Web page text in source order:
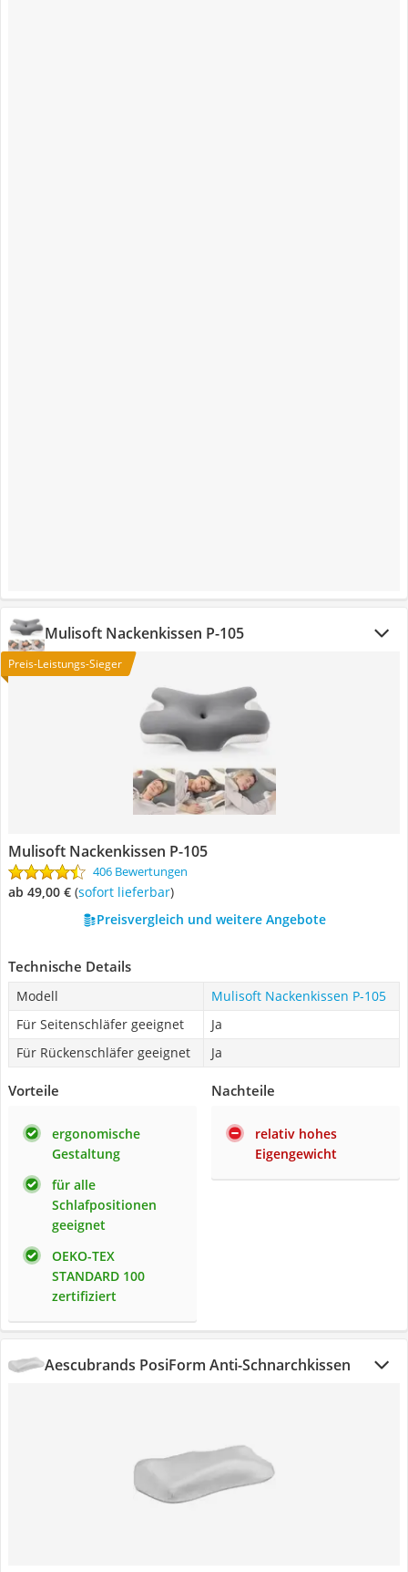
Mulisoft Nackenkissen P-105
Preis-Leistungs-Sieger
Mulisoft Nackenkissen P-105
406 Bewertungen
ab 49,00 € ( Sofort lieferbar)
Preisvergleich und weitere Angebote
Technische Details
Modell
Mulisoft Nackenkissen P-105
Für Seitenschläfer geeignet
Ja
Für Rückenschläfer geeignet
Ja
Vorteile
ergonomische
Gestaltung
für alle
Schlafpositionen
geeignet
OEKO-TEX
STANDARD 100
zertifiziert
Nachteile
relativ hohes
Eigengewicht
Aescubrands PosiForm Anti-Schnarchkissen